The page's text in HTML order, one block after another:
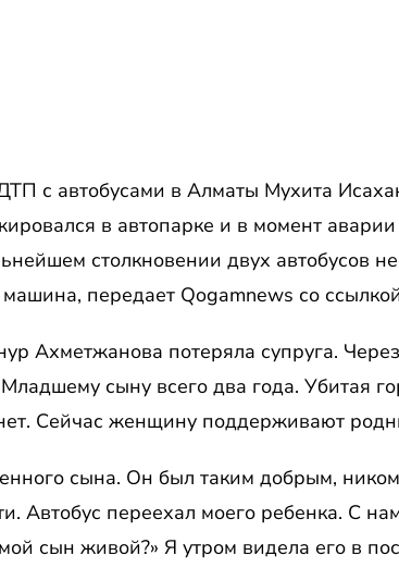
с автобусами в Алматы Мухита
в автопарке и в момент
столкновении двух автобусов
передает Qogamnews со
Ахметжанова потеряла супруга.
сыну всего два года. Убитая
Сейчас женщину поддерживают
сына. Он был таким добрым,
Автобус переехал моего ребенка. С
сын живой?» Я утром видела его в